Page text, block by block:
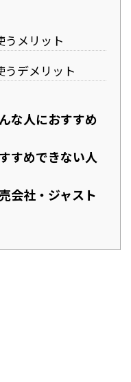
うメリット
うデメリット
な人におすすめ
すめできない人
会社・ジャスト